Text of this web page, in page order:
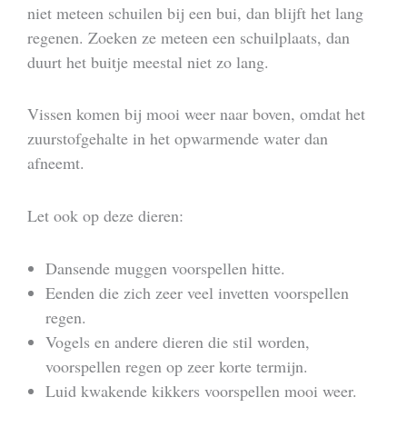
niet meteen schuilen bij een bui, dan blijft het lang
regenen. Zoeken ze meteen een schuilplaats, dan
duurt het buitje meestal niet zo lang.
Vissen komen bij mooi weer naar boven, omdat het
zuurstofgehalte in het opwarmende water dan
afneemt.
Let ook op deze dieren:
Dansende muggen voorspellen hitte.
Eenden die zich zeer veel invetten voorspellen
regen.
Vogels en andere dieren die stil worden,
voorspellen regen op zeer korte termijn.
Luid kwakende kikkers voorspellen mooi weer.